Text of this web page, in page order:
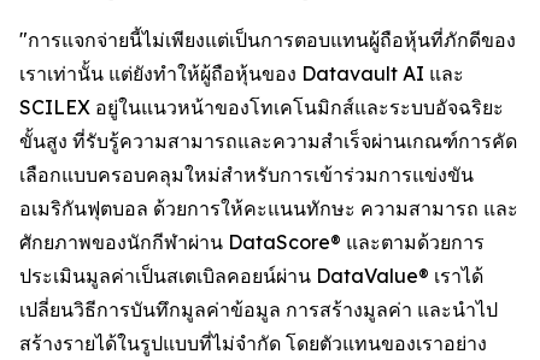
"การแจกจ่ายนี้ไม่เพียงแต่เป็นการตอบแทนผู้ถือหุ้นที่ภักดีของ
เราเท่านั้น แต่ยังทำให้ผู้ถือหุ้นของ Datavault AI และ
SCILEX อยู่ในแนวหน้าของโทเคโนมิกส์และระบบอัจฉริยะ
ขั้นสูง ที่รับรู้ความสามารถและความสำเร็จผ่านเกณฑ์การคัด
เลือกแบบครอบคลุมใหม่สำหรับการเข้าร่วมการแข่งขัน
อเมริกันฟุตบอล ด้วยการให้คะแนนทักษะ ความสามารถ และ
ศักยภาพของนักกีฬาผ่าน DataScore® และตามด้วยการ
ประเมินมูลค่าเป็นสเตเบิลคอยน์ผ่าน DataValue® เราได้
เปลี่ยนวิธีการบันทึกมูลค่าข้อมูล การสร้างมูลค่า และนำไป
สร้างรายได้ในรูปแบบที่ไม่จำกัด โดยตัวแทนของเราอย่าง